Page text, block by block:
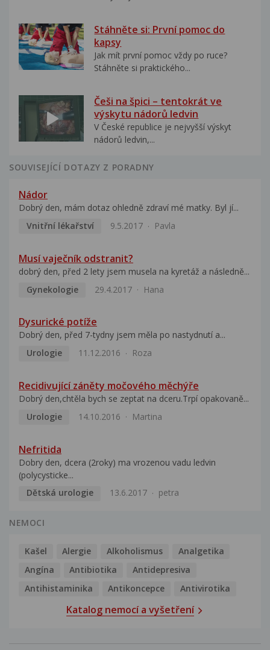
Stáhněte si: První pomoc do
kapsy
Jak mít první pomoc vždy po ruce?
Stáhněte si praktického...
Češi na špici – tentokrát ve
výskytu nádorů ledvin
V České republice je nejvyšší výskyt
nádorů ledvin,...
SOUVISEJÍCÍ DOTAZY Z PORADNY
Nádor
Dobrý den, mám dotaz ohledně zdraví mé matky. Byl jí...
Vnitřní lékařství
9.5.2017 Pavla
Musí vaječník odstranit?
dobrý den, před 2 lety jsem musela na kyretáž a následně...
Gynekologie
29.4.2017 Hana
Dysurické potíže
Dobrý den, před 7-tydny jsem měla po nastydnutí a...
Urologie
11.12.2016 Roza
Recidivující záněty močového měchýře
Dobrý den,chtěla bych se zeptat na dceru.Trpí opakovaně...
Urologie
14.10.2016 Martina
Nefritida
Dobry den, dcera (2roky) ma vrozenou vadu ledvin
(polycysticke...
Dětská urologie
13.6.2017 petra
NEMOCI
Kašel Alergie Alkoholismus
Analgetika
Angína
Antibiotika
Antidepresiva
Antihistaminika
Antikoncepce Antivirotika
Katalog nemocí a vyšetření